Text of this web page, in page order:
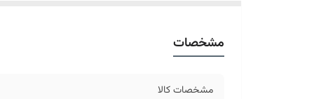
مشخصات
مشخصات کالا